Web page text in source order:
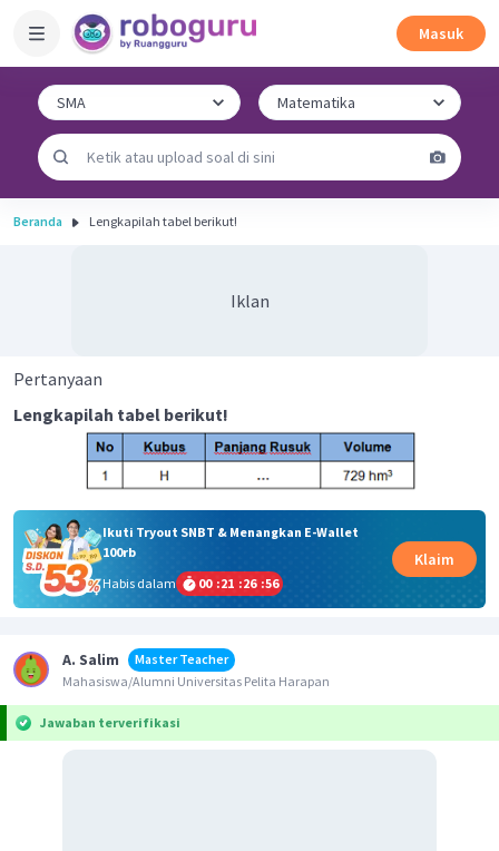
Masuk
Beranda Lengkapilah tabel berikut!
Iklan
Pertanyaan
Lengkapilah tabel berikut!
Ikuti Tryout SNBT & Menangkan E-Wallet
100rb
Habis dalam
00 :21 :26 :55
Klaim
A. Salim
Master Teacher
Mahasiswa/Alumni Universitas Pelita Harapan
Jawaban terverifikasi